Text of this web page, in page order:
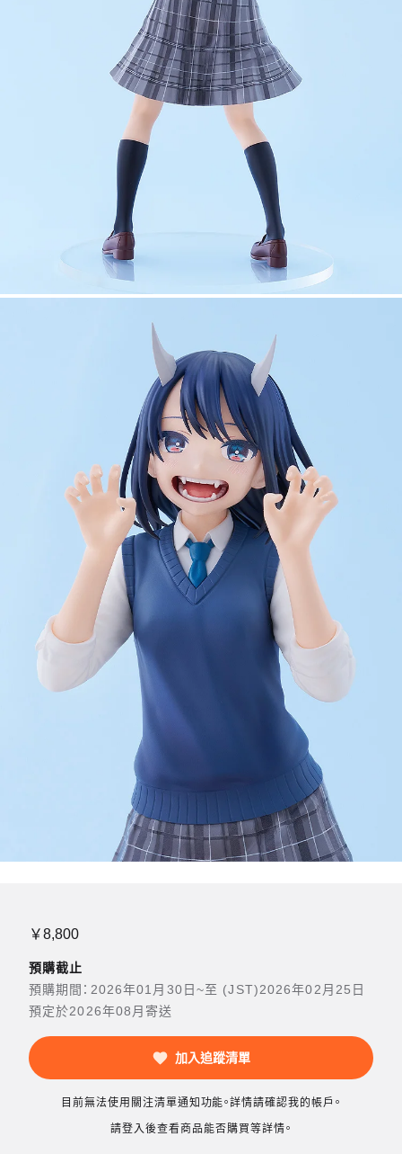
￥8,800
預購截止
預購期間：2026年01月30日~至 (JST)2026年02月25日
預定於2026年08月寄送
加入追蹤清單
目前無法使用關注清單通知功能。詳情請確認我的帳戶。
請登入後查看商品能否購買等詳情。